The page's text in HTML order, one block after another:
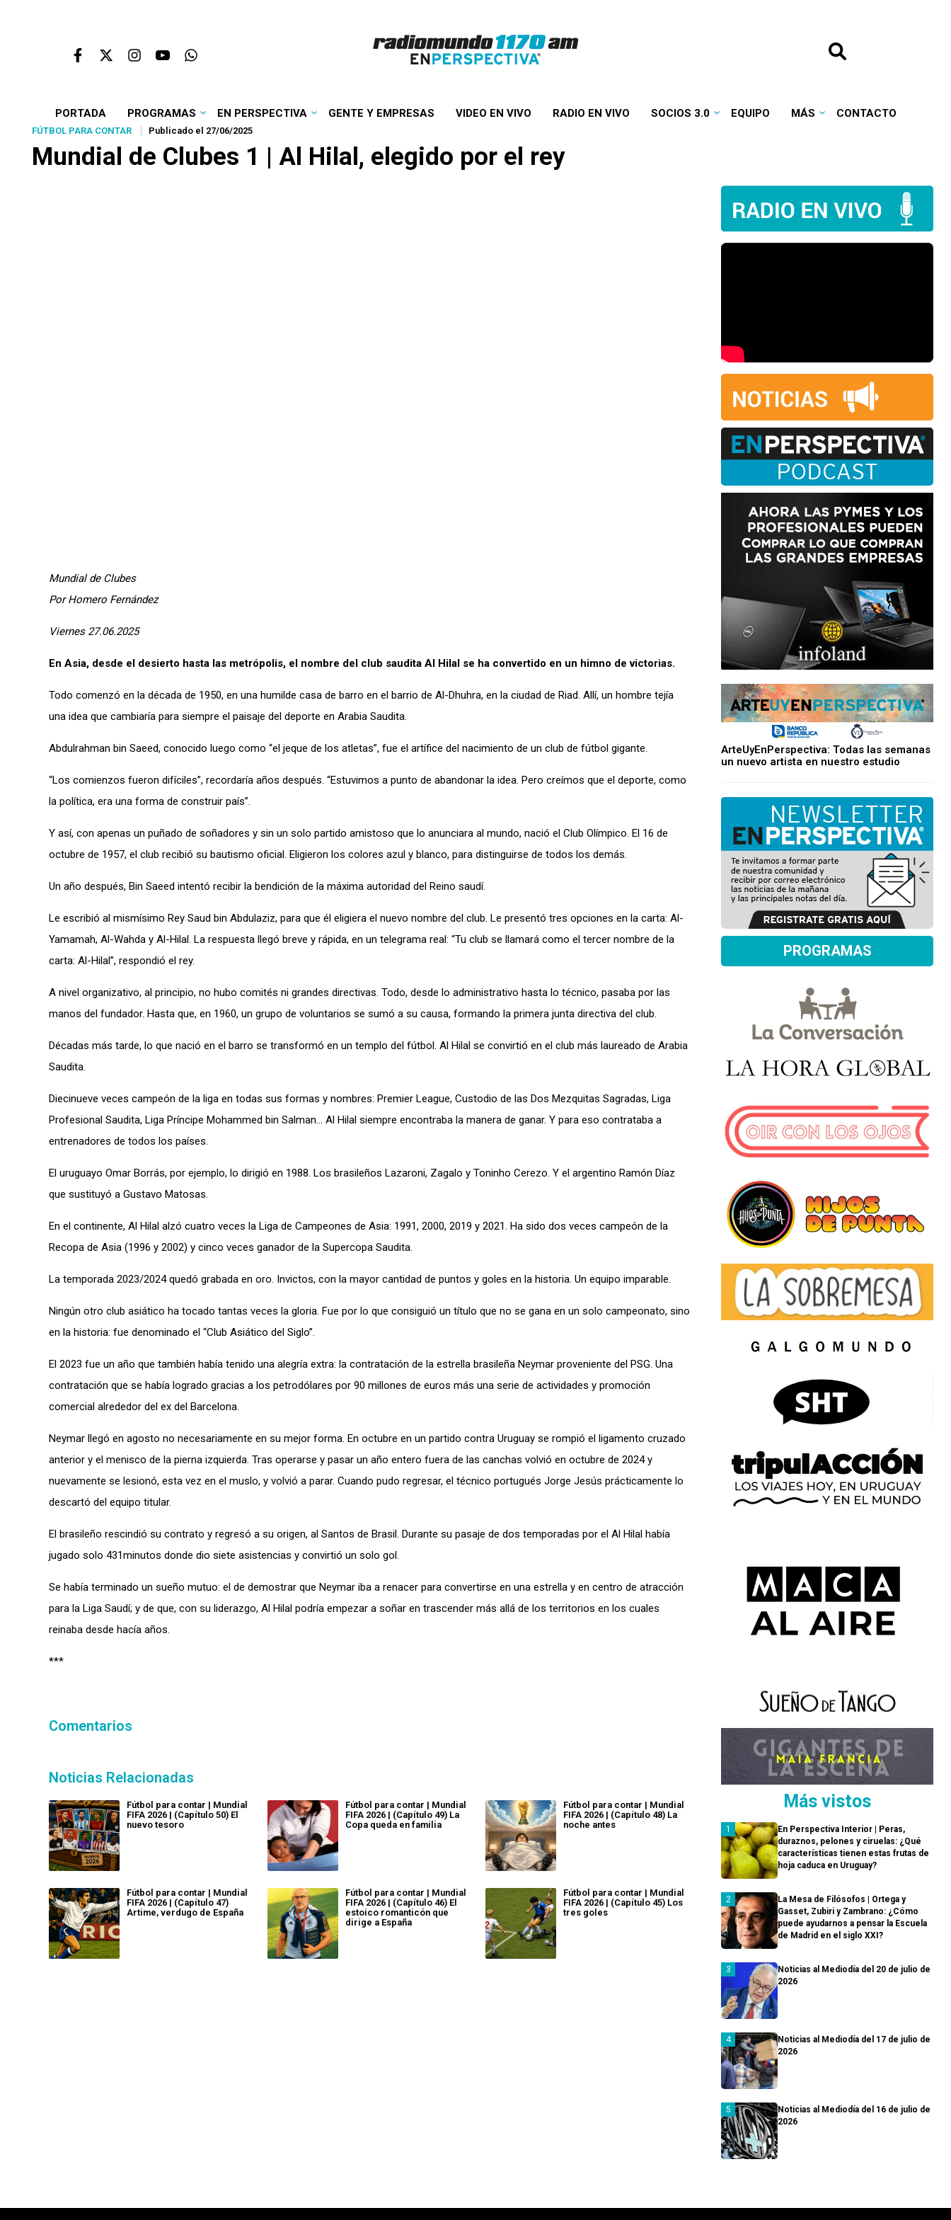
PORTADA PROGRAMAS EN PERSPECTIVA GENTE Y EMPRESAS VIDEO EN VIVO RADIO EN VIVO SOCIOS 3.0 EQUIPO MÁS CONTACTO
FÚTBOL PARA CONTAR Publicado el 27/06/2025
Mundial de Clubes 1 | Al Hilal, elegido por el rey
Mundial de Clubes
Por Homero Fernández
Viernes 27.06.2025
En Asia, desde el desierto hasta las metrópolis, el nombre del club saudita Al Hilal se ha convertido en un himno de victorias.
Todo comenzó en la década de 1950, en una humilde casa de barro en el barrio de Al-Dhuhra, en la ciudad de Riad. Allí, un hombre tejía
una idea que cambiaría para siempre el paisaje del deporte en Arabia Saudita.
Abdulrahman bin Saeed, conocido luego como “el jeque de los atletas”, fue el artífice del nacimiento de un club de fútbol gigante.
“Los comienzos fueron difíciles”, recordaría años después. “Estuvimos a punto de abandonar la idea. Pero creímos que el deporte, como
la política, era una forma de construir país”.
Y así, con apenas un puñado de soñadores y sin un solo partido amistoso que lo anunciara al mundo, nació el Club Olímpico. El 16 de
octubre de 1957, el club recibió su bautismo oficial. Eligieron los colores azul y blanco, para distinguirse de todos los demás.
Un año después, Bin Saeed intentó recibir la bendición de la máxima autoridad del Reino saudí.
Le escribió al mismísimo Rey Saud bin Abdulaziz, para que él eligiera el nuevo nombre del club. Le presentó tres opciones en la carta: Al-
Yamamah, Al-Wahda y Al-Hilal. La respuesta llegó breve y rápida, en un telegrama real: “Tu club se llamará como el tercer nombre de la
carta: Al-Hilal”, respondió el rey.
A nivel organizativo, al principio, no hubo comités ni grandes directivas. Todo, desde lo administrativo hasta lo técnico, pasaba por las
manos del fundador. Hasta que, en 1960, un grupo de voluntarios se sumó a su causa, formando la primera junta directiva del club.
Décadas más tarde, lo que nació en el barro se transformó en un templo del fútbol. Al Hilal se convirtió en el club más laureado de Arabia
Saudita.
Diecinueve veces campeón de la liga en todas sus formas y nombres: Premier League, Custodio de las Dos Mezquitas Sagradas, Liga
Profesional Saudita, Liga Príncipe Mohammed bin Salman… Al Hilal siempre encontraba la manera de ganar. Y para eso contrataba a
entrenadores de todos los países.
El uruguayo Omar Borrás, por ejemplo, lo dirigió en 1988. Los brasileños Lazaroni, Zagalo y Toninho Cerezo. Y el argentino Ramón Díaz
que sustituyó a Gustavo Matosas.
En el continente, Al Hilal alzó cuatro veces la Liga de Campeones de Asia: 1991, 2000, 2019 y 2021. Ha sido dos veces campeón de la
Recopa de Asia (1996 y 2002) y cinco veces ganador de la Supercopa Saudita.
La temporada 2023/2024 quedó grabada en oro. Invictos, con la mayor cantidad de puntos y goles en la historia. Un equipo imparable.
Ningún otro club asiático ha tocado tantas veces la gloria. Fue por lo que consiguió un título que no se gana en un solo campeonato, sino
en la historia: fue denominado el “Club Asiático del Siglo”.
El 2023 fue un año que también había tenido una alegría extra: la contratación de la estrella brasileña Neymar proveniente del PSG. Una
contratación que se había logrado gracias a los petrodólares por 90 millones de euros más una serie de actividades y promoción
comercial alrededor del ex del Barcelona.
Neymar llegó en agosto no necesariamente en su mejor forma. En octubre en un partido contra Uruguay se rompió el ligamento cruzado
anterior y el menisco de la pierna izquierda. Tras operarse y pasar un año entero fuera de las canchas volvió en octubre de 2024 y
nuevamente se lesionó, esta vez en el muslo, y volvió a parar. Cuando pudo regresar, el técnico portugués Jorge Jesús prácticamente lo
descartó del equipo titular.
El brasileño rescindió su contrato y regresó a su origen, al Santos de Brasil. Durante su pasaje de dos temporadas por el Al Hilal había
jugado solo 431minutos donde dio siete asistencias y convirtió un solo gol.
Se había terminado un sueño mutuo: el de demostrar que Neymar iba a renacer para convertirse en una estrella y en centro de atracción
para la Liga Saudí; y de que, con su liderazgo, Al Hilal podría empezar a soñar en trascender más allá de los territorios en los cuales
reinaba desde hacía años.
***
Comentarios
Noticias Relacionadas
Fútbol para contar | Mundial
FIFA 2026 | (Capítulo 50) El
nuevo tesoro
Fútbol para contar | Mundial
FIFA 2026 | (Capítulo 49) La
Copa queda en familia
Fútbol para contar | Mundial
FIFA 2026 | (Capítulo 48) La
noche antes
Fútbol para contar | Mundial
FIFA 2026 | (Capítulo 47)
Artime, verdugo de España
Fútbol para contar | Mundial
FIFA 2026 | (Capítulo 46) El
estoico romanticón que
dirige a España
Fútbol para contar | Mundial
FIFA 2026 | (Capítulo 45) Los
tres goles
ArteUyEnPerspectiva: Todas las semanas
un nuevo artista en nuestro estudio
PROGRAMAS
Más vistos
En Perspectiva Interior | Peras,
duraznos, pelones y ciruelas: ¿Qué
características tienen estas frutas de
hoja caduca en Uruguay?
La Mesa de Filósofos | Ortega y
Gasset, Zubiri y Zambrano: ¿Cómo
puede ayudarnos a pensar la Escuela
de Madrid en el siglo XXI?
Noticias al Mediodía del 20 de julio de
2026
Noticias al Mediodía del 17 de julio de
2026
Noticias al Mediodía del 16 de julio de
2026